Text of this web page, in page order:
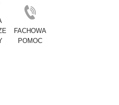
FACHOWA
POMOC